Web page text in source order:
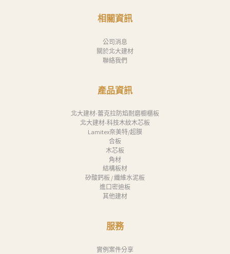
相關資訊
公司消息
關於北大建材
聯絡我們
產品資訊
北大建材-蕾克拉防焰耐磨櫥櫃板
北大建材-科技木紋木芯板
Lamitex奈美特/超膜
合板
木芯板
角材
結構板材
矽酸鈣板 / 纖維水泥板
進口密迪板
其他建材
服務
實例案件分享